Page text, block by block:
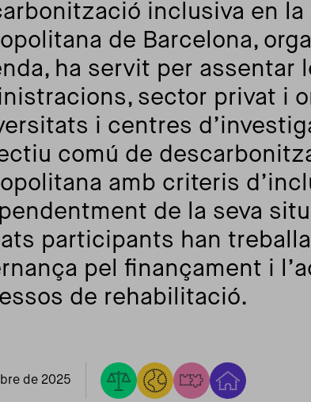
inclusiva en
de Barcelona,
ha servit per
sector privat i
i centres
comú de
amb criteris
de la seva
participants han
pel finançament i
de rehabilitació.
de 2025